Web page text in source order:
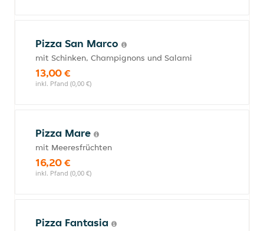
Pizza San Marco
mit Schinken, Champignons und Salami
13,00 €
inkl. Pfand (0,00 €)
Pizza Mare
mit Meeresfrüchten
16,20 €
inkl. Pfand (0,00 €)
Pizza Fantasia